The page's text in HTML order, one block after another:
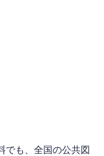
でも、全国の公共図